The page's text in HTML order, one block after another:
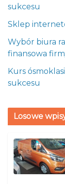
sukcesu
Sklep
Wybór biura
finansowa
Kurs
sukcesu
Losowe